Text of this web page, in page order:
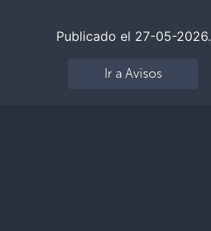
Publicado el 27-05-2026.
Ir a Avisos